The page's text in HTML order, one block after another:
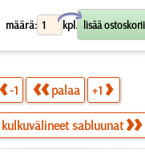
määrä: kpl.
X
-1 palaa +1
sabluunat